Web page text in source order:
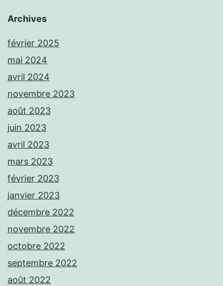
Archives
février 2025
mai 2024
avril 2024
novembre 2023
août 2023
juin 2023
avril 2023
mars 2023
février 2023
janvier 2023
décembre 2022
novembre 2022
octobre 2022
septembre 2022
août 2022